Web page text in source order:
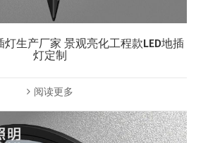
灯生产厂家 景观亮化工程款LED地插
灯定制
阅读更多